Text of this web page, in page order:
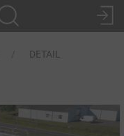
DETAIL